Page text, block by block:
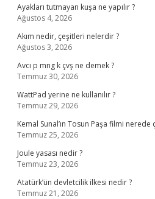
Ayakları tutmayan kuşa ne yapılır ?
Ağustos 4, 2026
Akım nedir, çeşitleri nelerdir ?
Ağustos 3, 2026
Avcı p mng k çvş ne demek ?
Temmuz 30, 2026
WattPad yerine ne kullanılır ?
Temmuz 29, 2026
Kemal Sunal’ın Tosun Paşa filmi nerede
Temmuz 25, 2026
Joule yasası nedir ?
Temmuz 23, 2026
Atatürk’ün devletcilik ilkesi nedir ?
Temmuz 21, 2026